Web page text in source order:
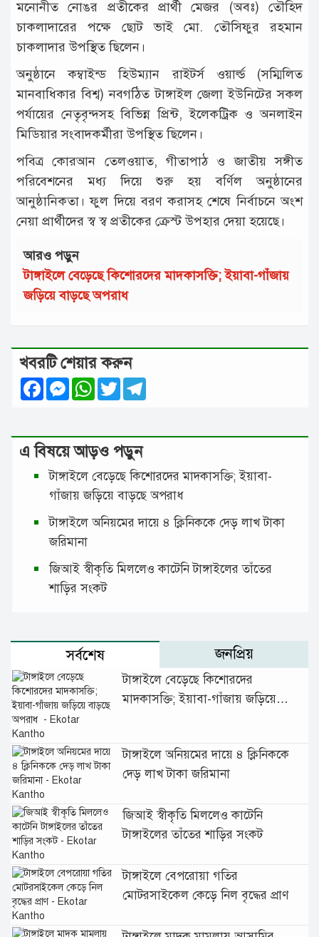
মনোনীত নোঙর প্রতীকের প্রার্থী মেজর (অবঃ) তৌহিদ
চাকলাদারের পক্ষে ছোট ভাই মো. তৌসিফুর রহমান
চাকলাদার উপস্থিত ছিলেন।
অনুষ্ঠানে কম্বাইন্ড হিউম্যান রাইটর্স ওয়ার্ল্ড (সম্মিলিত
মানবাধিকার বিশ্ব) নবগঠিত টাঙ্গাইল জেলা ইউনিটের সকল
পর্যায়ের নেতৃবৃন্দসহ বিভিন্ন প্রিন্ট, ইলেকট্রিক ও অনলাইন
মিডিয়ার সংবাদকর্মীরা উপস্থিত ছিলেন।
পবিত্র কোরআন তেলওয়াত, গীতাপাঠ ও জাতীয় সঙ্গীত
পরিবেশনের মধ্য দিয়ে শুরু হয় বর্ণিল অনুষ্ঠানের
আনুষ্ঠানিকতা। ফুল দিয়ে বরণ করাসহ শেষে নির্বাচনে অংশ
নেয়া প্রার্থীদের স্ব স্ব প্রতীকের ক্রেস্ট উপহার দেয়া হয়েছে।
আরও পড়ুন
টাঙ্গাইলে বেড়েছে কিশোরদের মাদকাসক্তি; ইয়াবা-গাঁজায়
জড়িয়ে বাড়ছে অপরাধ
খবরটি শেয়ার করুন
FacebookMessenger
WhatsApp
Twitter
এ বিষয়ে আড়ও পড়ুন
টাঙ্গাইলে বেড়েছে কিশোরদের মাদকাসক্তি; ইয়াবা-
গাঁজায় জড়িয়ে বাড়ছে অপরাধ
টাঙ্গাইলে অনিয়মের দায়ে ৪ ক্লিনিককে দেড় লাখ টাকা
জরিমানা
জিআই স্বীকৃতি মিললেও কাটেনি টাঙ্গাইলের তাঁতের
শাড়ির সংকট
সর্বশেষ জনপ্রিয়
টাঙ্গাইলে বেড়েছে কিশোরদের
মাদকাসক্তি; ইয়াবা-গাঁজায় জড়িয়ে
টাঙ্গাইলে অনিয়মের দায়ে ৪ ক্লিনিককে
দেড় লাখ টাকা জরিমানা
জিআই স্বীকৃতি মিললেও কাটেনি
টাঙ্গাইলের তাঁতের শাড়ির সংকট
টাঙ্গাইলে বেপরোয়া গতির
মোটরসাইকেল কেড়ে নিল বৃদ্ধের প্রাণ